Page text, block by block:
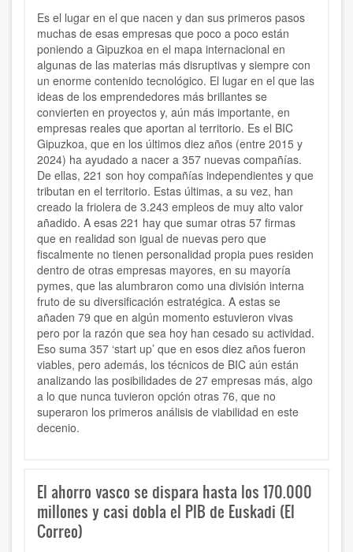
Es el lugar en el que nacen y dan sus primeros pasos
muchas de esas empresas que poco a poco están
poniendo a Gipuzkoa en el mapa internacional en
algunas de las materias más disruptivas y siempre con
un enorme contenido tecnológico. El lugar en el que las
ideas de los emprendedores más brillantes se
convierten en proyectos y, aún más importante, en
empresas reales que aportan al territorio. Es el BIC
Gipuzkoa, que en los últimos diez años (entre 2015 y
2024) ha ayudado a nacer a 357 nuevas compañías.
De ellas, 221 son hoy compañías independientes y que
tributan en el territorio. Estas últimas, a su vez, han
creado la friolera de 3.243 empleos de muy alto valor
añadido. A esas 221 hay que sumar otras 57 firmas
que en realidad son igual de nuevas pero que
fiscalmente no tienen personalidad propia pues residen
dentro de otras empresas mayores, en su mayoría
pymes, que las alumbraron como una división interna
fruto de su diversificación estratégica. A estas se
añaden 79 que en algún momento estuvieron vivas
pero por la razón que sea hoy han cesado su actividad.
Eso suma 357 ‘start up’ que en esos diez años fueron
viables, pero además, los técnicos de BIC aún están
analizando las posibilidades de 27 empresas más, algo
a lo que nunca tuvieron opción otras 76, que no
superaron los primeros análisis de viabilidad en este
decenio.
El ahorro vasco se dispara hasta los 170.000
millones y casi dobla el PIB de Euskadi (El
Correo)